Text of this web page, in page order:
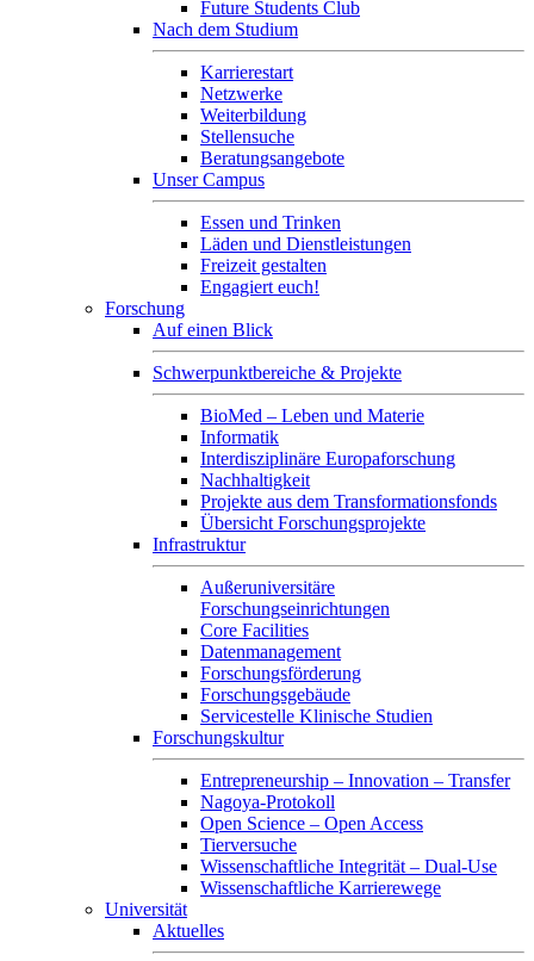
Future Students Club
Nach dem Studium
Karrierestart
Netzwerke
Weiterbildung
Stellensuche
Beratungsangebote
Unser Campus
Essen und Trinken
Läden und Dienstleistungen
Freizeit gestalten
Engagiert euch!
Forschung
Auf einen Blick
Schwerpunktbereiche & Projekte
BioMed – Leben und Materie
Informatik
Interdisziplinäre Europaforschung
Nachhaltigkeit
Projekte aus dem Transformationsfonds
Übersicht Forschungsprojekte
Infrastruktur
Außeruniversitäre
Forschungseinrichtungen
Core Facilities
Datenmanagement
Forschungsförderung
Forschungsgebäude
Servicestelle Klinische Studien
Forschungskultur
Entrepreneurship – Innovation – Transfer
Nagoya-Protokoll
Open Science – Open Access
Tierversuche
Wissenschaftliche Integrität – Dual-Use
Wissenschaftliche Karrierewege
Universität
Aktuelles